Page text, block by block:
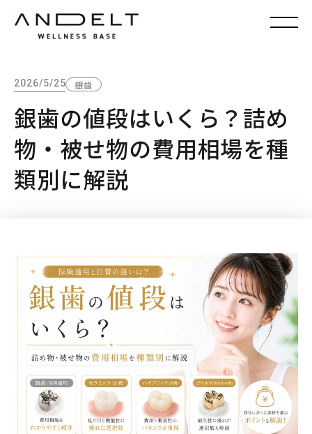
2026/5/25 銀歯
銀歯の値段はいくら？詰め
物・被せ物の費用相場を種
類別に解説